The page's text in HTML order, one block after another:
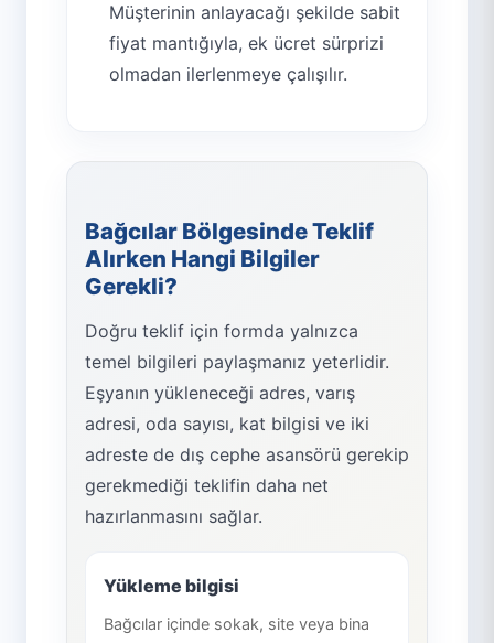
Müşterinin anlayacağı şekilde sabit
fiyat mantığıyla, ek ücret sürprizi
olmadan ilerlenmeye çalışılır.
Bağcılar Bölgesinde Teklif
Alırken Hangi Bilgiler
Gerekli?
Doğru teklif için formda yalnızca
temel bilgileri paylaşmanız yeterlidir.
Eşyanın yükleneceği adres, varış
adresi, oda sayısı, kat bilgisi ve iki
adreste de dış cephe asansörü gerekip
gerekmediği teklifin daha net
hazırlanmasını sağlar.
Yükleme bilgisi
Bağcılar içinde sokak, site veya bina